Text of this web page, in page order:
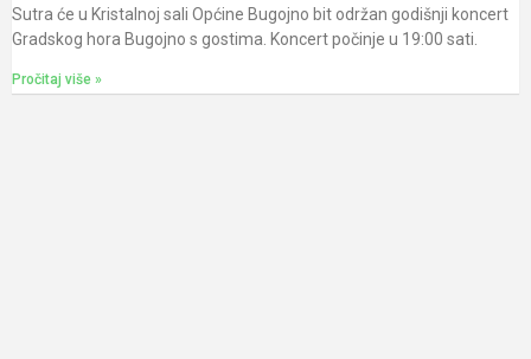
Sutra će u Kristalnoj sali Općine Bugojno bit održan godišnji koncert
Gradskog hora Bugojno s gostima. Koncert počinje u 19:00 sati.
Pročitaj više »